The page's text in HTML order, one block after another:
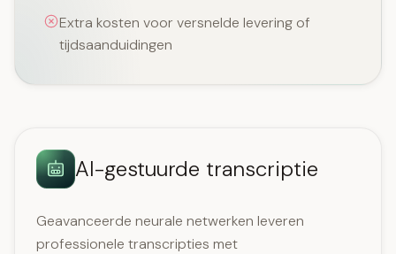
Extra kosten voor versnelde levering of
tijdsaanduidingen
AI-gestuurde transcriptie
Geavanceerde neurale netwerken leveren
professionele transcripties met